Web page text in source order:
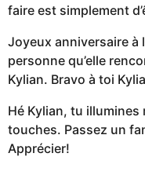
faire est simplement
Joyeux anniversaire à
personne qu’elle
Kylian. Bravo à toi
Hé Kylian, tu
touches. Passez un
Apprécier!